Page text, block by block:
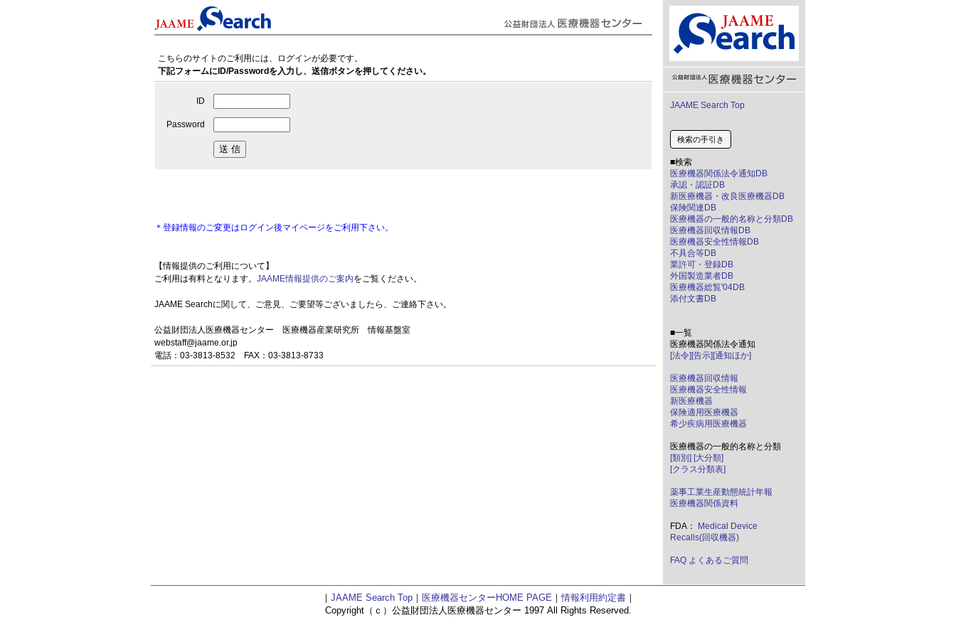
こちらのサイトのご利用には、ログインが必要です。
下記フォームにID/Passwordを入力し、送信ボタンを押してください。
ID
Password
＊登録情報のご変更はログイン後マイページをご利用下さい。
【情報提供のご利用について】
ご利用は有料となります。 JAAME情報提供のご案内をご覧ください。
JAAME Searchに関して、ご意見、ご要望等ございましたら、ご連絡下さい。
公益財団法人医療機器センター 医療機器産業研究所 情報基盤室
webstaff@jaame.or.jp
電話：03-3813-8532 FAX：03-3813-8733
JAAME Search Top
検索の手引き
■検索
医療機器関係法令通知DB
承認・認証DB
新医療機器・改良医療機器DB
保険関連DB
医療機器の一般的名称と分類DB
医療機器回収情報DB
医療機器安全性情報DB
不具合等DB
業許可・登録DB
外国製造業者DB
医療機器総覧'04DB
添付文書DB
■一覧
医療機器関係法令通知
[法令] [告示] [通知ほか]
医療機器回収情報
医療機器安全性情報
新医療機器
保険適用医療機器
希少疾病用医療機器
医療機器の一般的名称と分類
[類別] [大分類]
[クラス分類表]
薬事工業生産動態統計年報
医療機器関係資料
FDA：
Medical Device
Recalls(回収機器)
FAQ よくあるご質問
｜ JAAME Search Top｜ 医療機器センターHOME PAGE ｜情報利用約定書｜
Copyright（ｃ）公益財団法人医療機器センター 1997 All Rights Reserved.